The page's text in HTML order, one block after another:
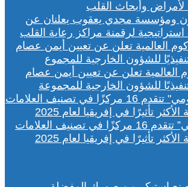
ومؤسسة مجدي يعقوب يعلنان عن
لرقمنة مراكز رعاية القلب
العالمية تعلن عن تعيين أيمن عصام
للشؤون الخارجية للمجموعة
“شاومي” تتقدم 16 مركزًا في تصنيف العلامات
الأكثر تأثيرًا في إفريقيا لعام 2025